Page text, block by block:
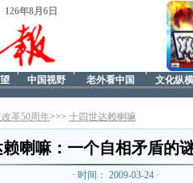
126年8月6日
文化纵横
老外看中国
中国视野
革50周年>>> 十四世达赖喇嘛
赖喇嘛：一个自相矛盾的
· 时间： 2009-03-24 ·